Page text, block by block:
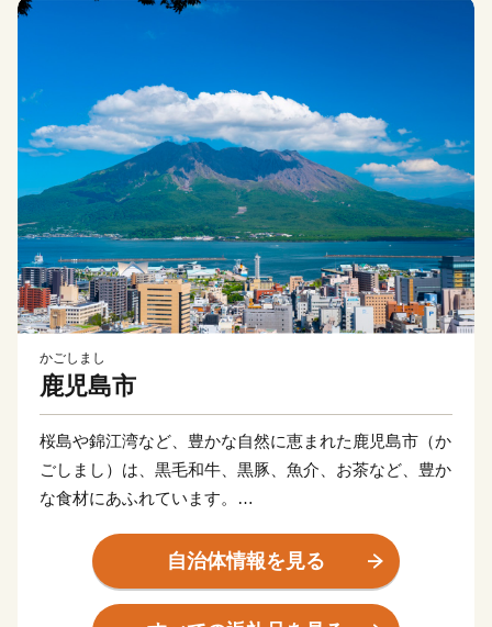
かごしまし
鹿児島市
桜島や錦江湾など、豊かな自然に恵まれた鹿児島市（か
ごしまし）は、黒毛和牛、黒豚、魚介、お茶など、豊か
な食材にあふれています。
産地ならではの味である焼酎やさつま揚げなど美味し
い“食”の宝庫です。
自治体情報を見る